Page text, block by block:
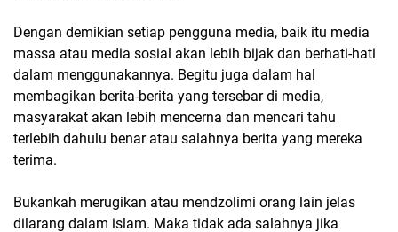
Dengan demikian setiap pengguna media, baik itu media
massa atau media sosial akan lebih bijak dan berhati-hati
dalam menggunakannya. Begitu juga dalam hal
membagikan berita-berita yang tersebar di media,
masyarakat akan lebih mencerna dan mencari tahu
terlebih dahulu benar atau salahnya berita yang mereka
terima.
Bukankah merugikan atau mendzolimi orang lain jelas
dilarang dalam islam. Maka tidak ada salahnya jika